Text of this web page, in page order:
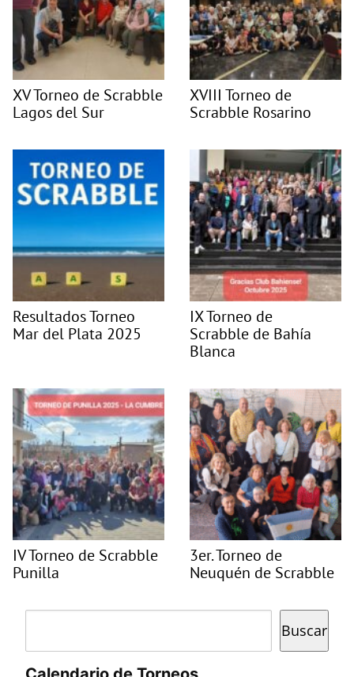
XV Torneo de Scrabble
Lagos del Sur
XVIII Torneo de
Scrabble Rosarino
Resultados Torneo
Mar del Plata 2025
IX Torneo de
Scrabble de Bahía
Blanca
IV Torneo de Scrabble
Punilla
3er. Torneo de
Neuquén de Scrabble
Buscar